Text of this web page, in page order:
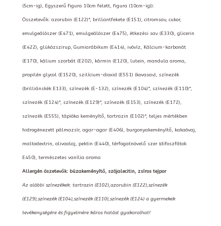
(5cm-ig), Egyszerű figura 10cm felett, figura (10cm-ig)):
Összetevők: azorubin (E122)*, brillantfekete (E151), citromsav, cukor,
emulgeálószer (E471), emulgeálószer (E475), étkezési sav (E330), glicerin
(E422), glükózszirup, Gumiarábikum (E414), ivóvíz, Kálcium-karbonát
(E170), kálium szorbát (E202), kármin (E120), lutein, mandula aroma,
propilén glycol (E1520), szilícium-dioxid (E551) (kovasav), színezék
(brilliánskék E133), színezék (E-132), színezék (E104)*, színezék (E110)*,
színezék (E124)*, színezék (E129)*, színezék (E153), színezék (E172),
színezék (E555), tápióka keményítő, tartrazin (E102)*, teljes mértékben
hidrogénezett pálmazsír, agar-agar (E406), burgonyakeményítő, kakaóvaj,
maltodextrin, olivaolaj, pektin (E440), térfogatnövelő szer (difoszfátok
E450), természetes vanília aroma
Allergén öszetevők: búzakeményítő, szójalecitin, zsíros tejpor
Az alábbi színezékek: tartrazin (E102),azorubin (E122),színezék
(E129),színezék (E104),színezék (E110),színezék (E124) a gyermekek
tevékenységére és figyelmére káros hatást gyakorolhat!